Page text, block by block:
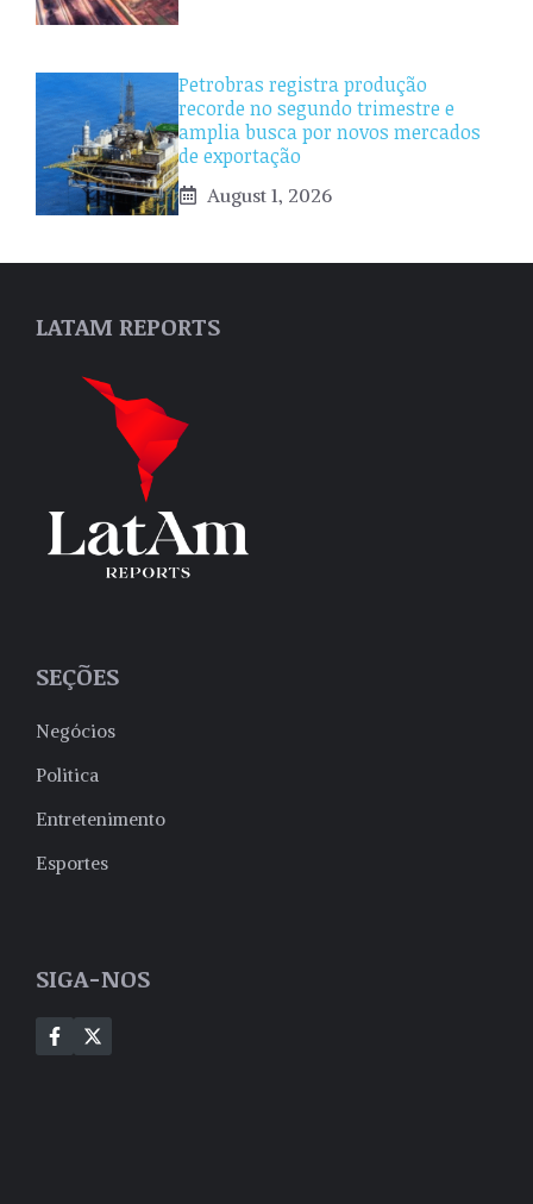
Petrobras registra produção
recorde no segundo trimestre e
amplia busca por novos mercados
de exportação
August 1, 2026
LATAM REPORTS
SEÇÕES
Negócios
Politica
Entretenimento
Esportes
SIGA-NOS